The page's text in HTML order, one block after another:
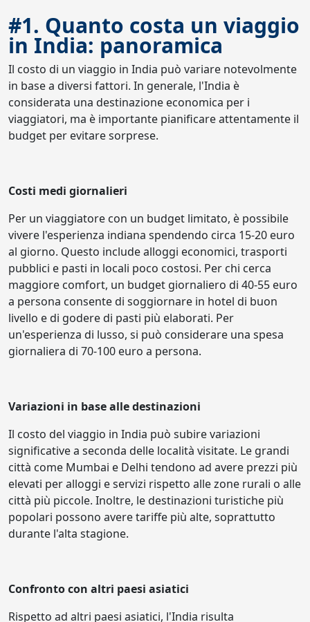
#1. Quanto costa un viaggio
in India: panoramica
Il costo di un viaggio in India può variare notevolmente
in base a diversi fattori. In generale, l'India è
considerata una destinazione economica per i
viaggiatori, ma è importante pianificare attentamente il
budget per evitare sorprese.
Costi medi giornalieri
Per un viaggiatore con un budget limitato, è possibile
vivere l'esperienza indiana spendendo circa 15-20 euro
al giorno. Questo include alloggi economici, trasporti
pubblici e pasti in locali poco costosi. Per chi cerca
maggiore comfort, un budget giornaliero di 40-55 euro
a persona consente di soggiornare in hotel di buon
livello e di godere di pasti più elaborati. Per
un'esperienza di lusso, si può considerare una spesa
giornaliera di 70-100 euro a persona.
Variazioni in base alle destinazioni
Il costo del viaggio in India può subire variazioni
significative a seconda delle località visitate. Le grandi
città come Mumbai e Delhi tendono ad avere prezzi più
elevati per alloggi e servizi rispetto alle zone rurali o alle
città più piccole. Inoltre, le destinazioni turistiche più
popolari possono avere tariffe più alte, soprattutto
durante l'alta stagione.
Confronto con altri paesi asiatici
Rispetto ad altri paesi asiatici, l'India risulta